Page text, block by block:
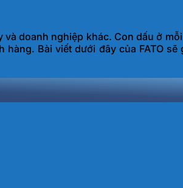
doanh nghiệp khác. Con dấu ở
Bài viết dưới đây của FATO